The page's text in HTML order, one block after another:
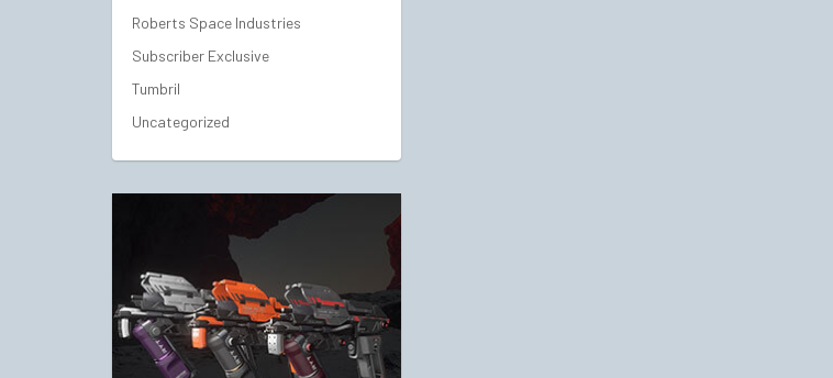
Roberts Space Industries
Subscriber Exclusive
Tumbril
Uncategorized